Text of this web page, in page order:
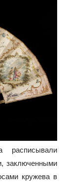
расписывали
заключенными
кружева в